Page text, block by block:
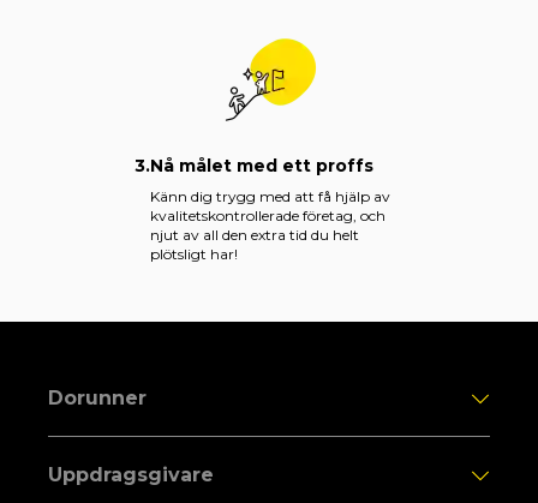
3.Nå målet med ett proffs
Känn dig trygg med att få hjälp av
kvalitetskontrollerade företag, och
njut av all den extra tid du helt
plötsligt har!
Dorunner
Uppdragsgivare